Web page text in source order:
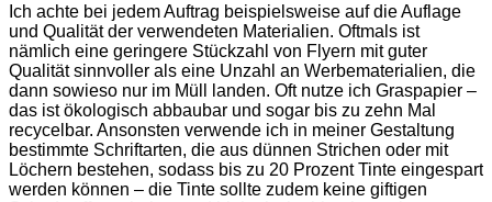
Ich achte bei jedem Auftrag beispielsweise auf die Auflage
und Qualität der verwendeten Materialien. Oftmals ist
nämlich eine geringere Stückzahl von Flyern mit guter
Qualität sinnvoller als eine Unzahl an Werbematerialien, die
dann sowieso nur im Müll landen. Oft nutze ich Graspapier –
das ist ökologisch abbaubar und sogar bis zu zehn Mal
recycelbar. Ansonsten verwende ich in meiner Gestaltung
bestimmte Schriftarten, die aus dünnen Strichen oder mit
Löchern bestehen, sodass bis zu 20 Prozent Tinte eingespart
werden können – die Tinte sollte zudem keine giftigen